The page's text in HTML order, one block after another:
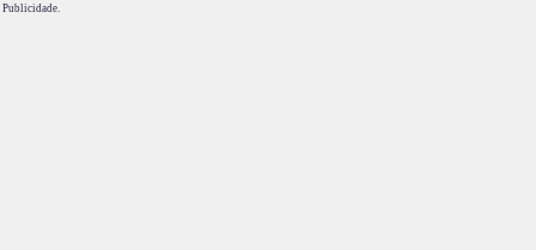
Publicidade.